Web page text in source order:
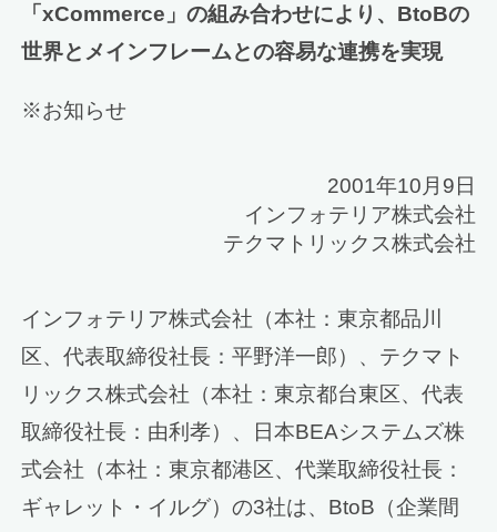
「xCommerce」の組み合わせにより、BtoBの
世界とメインフレームとの容易な連携を実現
※お知らせ
2001年10月9日
インフォテリア株式会社
テクマトリックス株式会社
インフォテリア株式会社（本社：東京都品川
区、代表取締役社長：平野洋一郎）、テクマト
リックス株式会社（本社：東京都台東区、代表
取締役社長：由利孝）、日本BEAシステムズ株
式会社（本社：東京都港区、代業取締役社長：
ギャレット・イルグ）の3社は、BtoB（企業間